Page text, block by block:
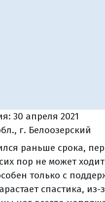
30 апреля 2021
г. Белоозерский
раньше срока,
пор не может
только с
спастика, из-